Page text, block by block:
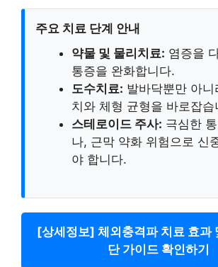
주요 치료 단계 안내
약물 및 물리치료: 염증을
통증을 완화합니다.
도수치료: 발바닥뿐만 아
치와 체형 균형을 바로잡습
스테로이드 주사: 극심한
나, 근막 약화 위험으로 신
야 합니다.
[상세정보] 체외충격파 치료 효과
단 가이드 확인하기